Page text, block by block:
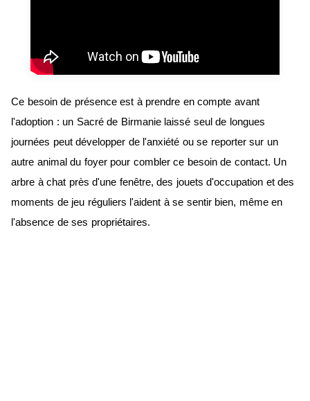
Ce besoin de présence est à prendre en compte avant
l'adoption : un Sacré de Birmanie laissé seul de longues
journées peut développer de l'anxiété ou se reporter sur un
autre animal du foyer pour combler ce besoin de contact. Un
arbre à chat près d'une fenêtre, des jouets d'occupation et des
moments de jeu réguliers l'aident à se sentir bien, même en
l'absence de ses propriétaires.